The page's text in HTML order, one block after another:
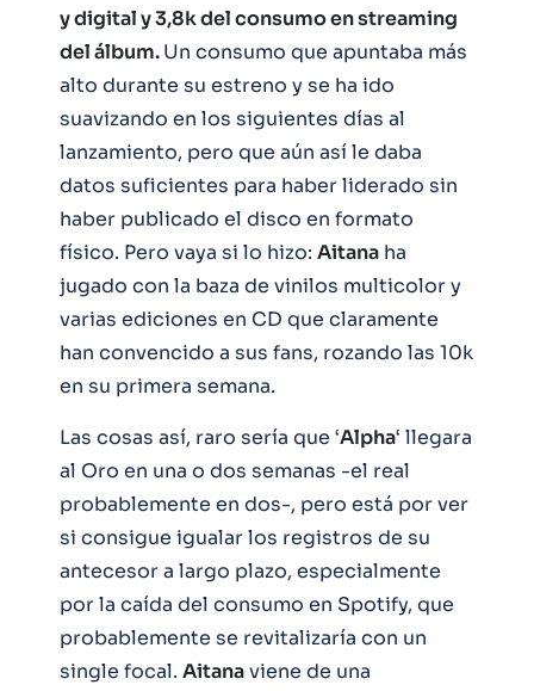
y digital y 3,8k del consumo en streaming
del álbum.Un consumo que apuntaba más
alto durante su estreno y se ha ido
suavizando en los siguientes días al
lanzamiento, pero que aún así le daba
datos suficientes para haber liderado sin
haber publicado el disco en formato
físico. Pero vaya si lo hizo: Aitana ha
jugado con la baza de vinilos multicolor y
varias ediciones en CD que claramente
han convencido a sus fans, rozando las 10k
en su primera semana.
Las cosas así, raro sería que ‘Alpha‘ llegara
al Oro en una o dos semanas -el real
probablemente en dos-, pero está por ver
si consigue igualar los registros de su
antecesor a largo plazo, especialmente
por la caída del consumo en Spotify, que
probablemente se revitalizaría con un
single focal. Aitanaviene de una